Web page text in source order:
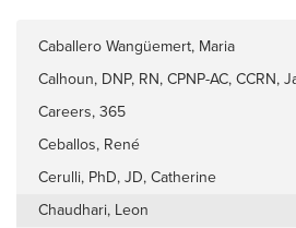
Caballero Wangüemert, Maria
Calhoun, DNP, RN, CPNP-AC, CCRN,
Careers, 365
Ceballos, René
Cerulli, PhD, JD, Catherine
Chaudhari, Leon